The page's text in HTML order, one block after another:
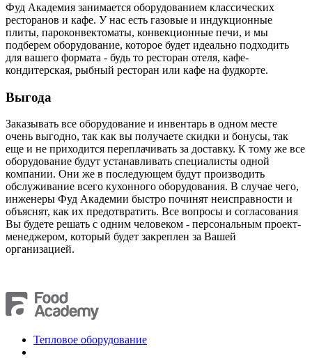
Фуд Академия занимается оборудованием классических
ресторанов и кафе. У нас есть газовые и индукционные
плиты, пароконвектоматы, конвекционные печи, и мы
подберем оборудование, которое будет идеально подходить
для вашего формата - будь то ресторан отеля, кафе-
кондитерская, рыбный ресторан или кафе на фудкорте.
Выгода
Заказывать все оборудование и инвентарь в одном месте
очень выгодно, так как вы получаете скидки и бонусы, так
еще и не приходится переплачивать за доставку. К тому же все
оборудование будут устанавливать специалисты одной
компании. Они же в последующем будут производить
обслуживание всего кухонного оборудования. В случае чего,
инженеры Фуд Академии быстро починят неисправности и
объяснят, как их предотвратить. Все вопросы и согласования
Вы будете решать с одним человеком - персональным проект-
менеджером, который будет закреплен за Вашей
организацией.
Тепловое оборудование